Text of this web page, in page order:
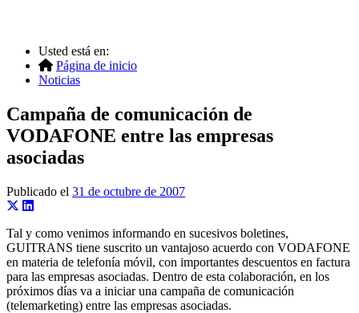
Usted está en:
Página de inicio
Noticias
Campaña de comunicación de
VODAFONE entre las empresas
asociadas
Publicado el 31 de octubre de 2007
Tal y como venimos informando en sucesivos boletines,
GUITRANS tiene suscrito un vantajoso acuerdo con VODAFONE
en materia de telefonía móvil, con importantes descuentos en factura
para las empresas asociadas. Dentro de esta colaboración, en los
próximos días va a iniciar una campaña de comunicación
(telemarketing) entre las empresas asociadas.